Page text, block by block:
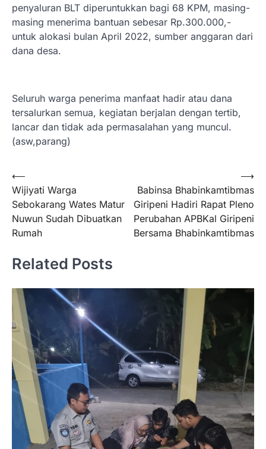
penyaluran BLT diperuntukkan bagi 68 KPM, masing-
masing menerima bantuan sebesar Rp.300.000,-
untuk alokasi bulan April 2022, sumber anggaran dari
dana desa.
Seluruh warga penerima manfaat hadir atau dana
tersalurkan semua, kegiatan berjalan dengan tertib,
lancar dan tidak ada permasalahan yang muncul.
(asw,parang)
Navigasi
pos
⟵
Wijiyati Warga
Sebokarang Wates Matur
Nuwun Sudah Dibuatkan
Rumah
Babinsa Bhabinkamtibmas
Giripeni Hadiri Rapat Pleno
Perubahan APBKal Giripeni
Bersama Bhabinkamtibmas
⟶
Related Posts